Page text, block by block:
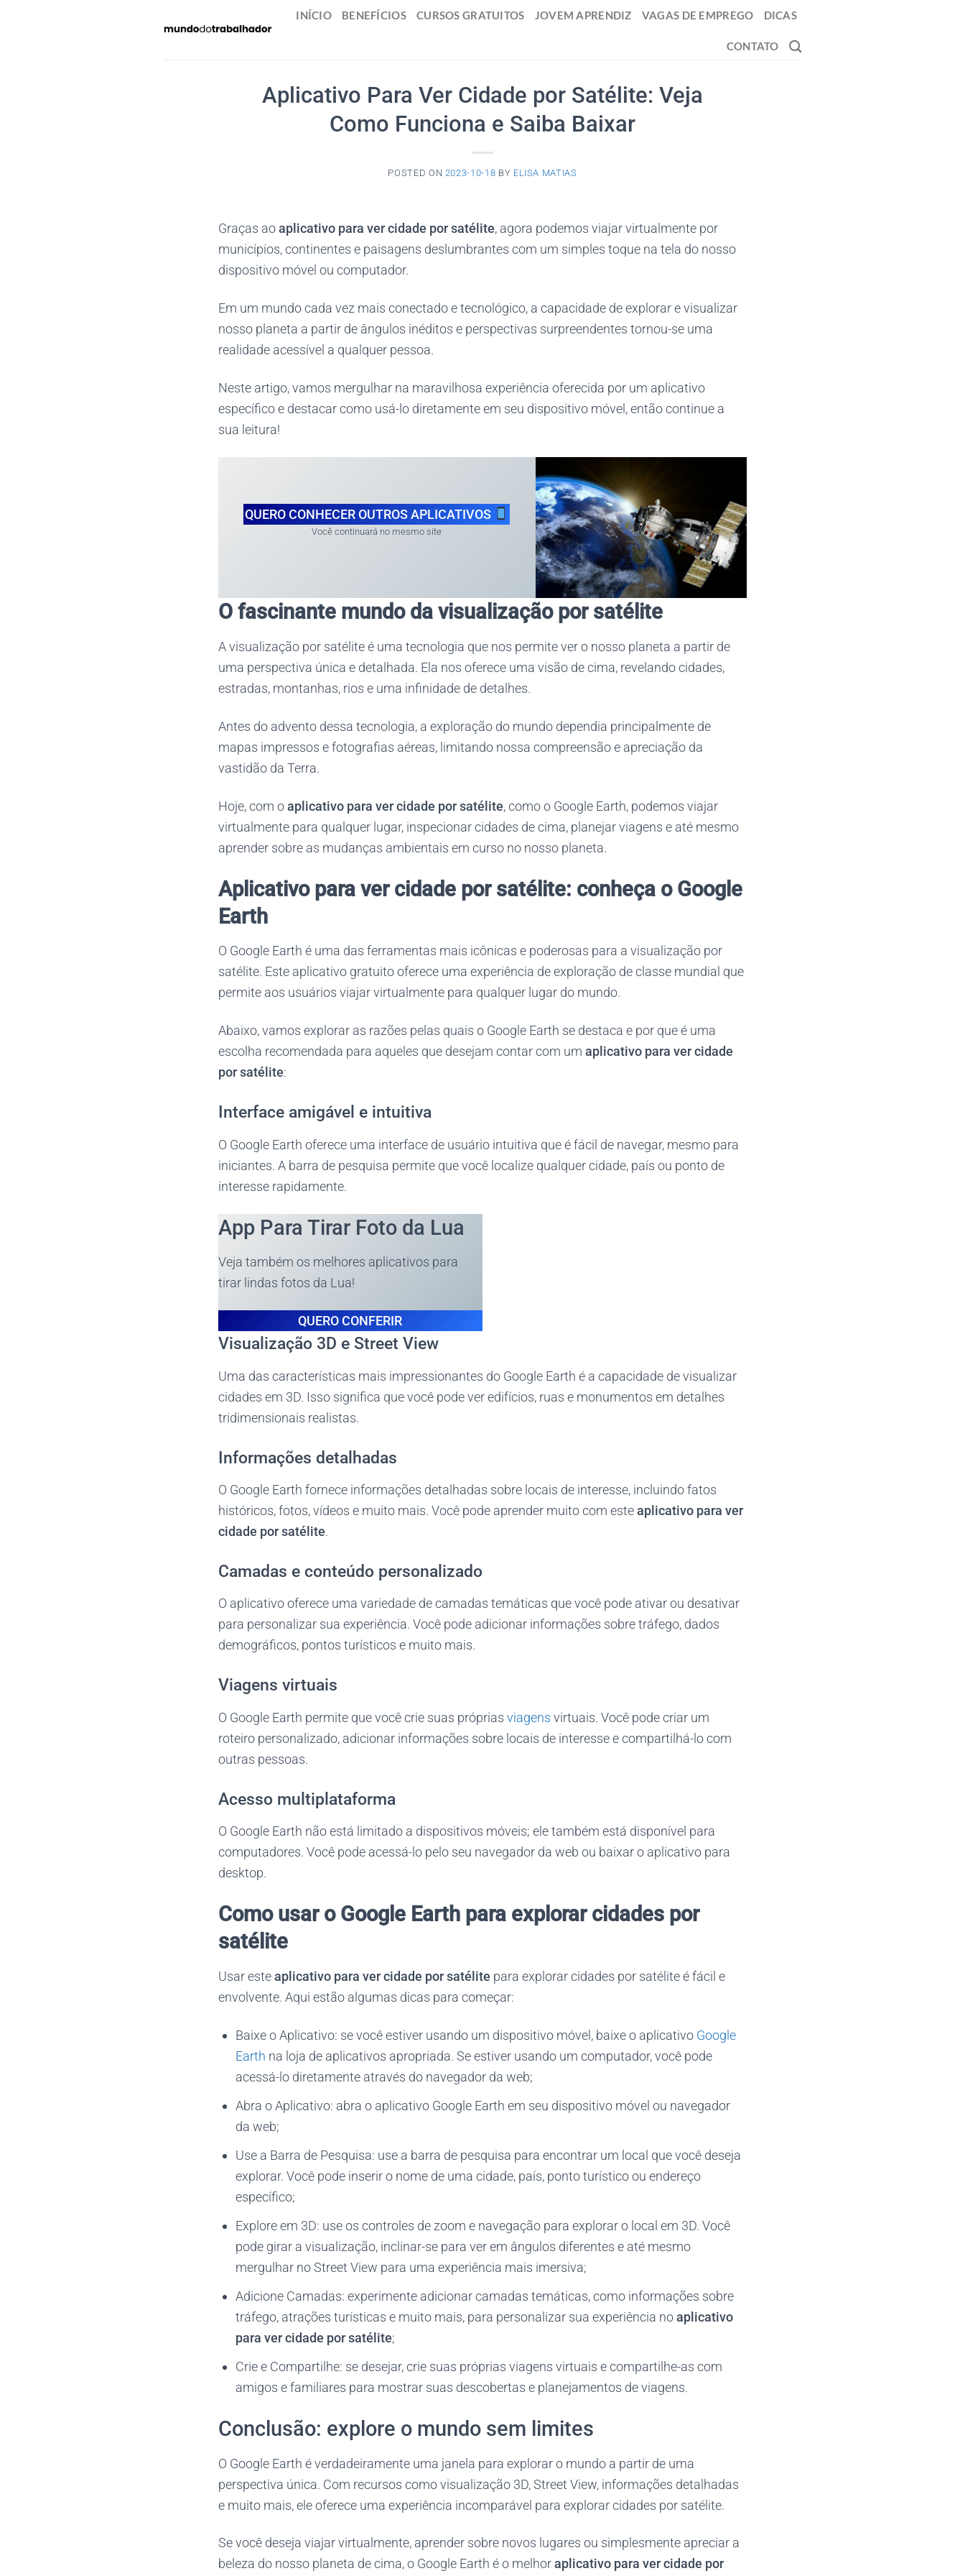
INÍCIO BENEFÍCIOS CURSOS GRATUITOS JOVEM APRENDIZ VAGAS DE EMPREGO DICAS
CONTATO
Aplicativo Para Ver Cidade por Satélite: Veja
Como Funciona e Saiba Baixar
POSTED ON 2023-10-18 BY ELISA MATIAS
Graças aoaplicativo para ver cidade por satélite, agora podemos viajar virtualmente por
municípios, continentes e paisagens deslumbrantes com um simples toque na tela do nosso
dispositivo móvel ou computador.
Em um mundo cada vez mais conectado e tecnológico, a capacidade de explorar e visualizar
nosso planeta a partir de ângulos inéditos e perspectivas surpreendentes tornou-se uma
realidade acessível a qualquer pessoa.
Neste artigo, vamos mergulhar na maravilhosa experiência oferecida por um aplicativo
específico e destacar como usá-lo diretamente em seu dispositivo móvel, então continue a
sua leitura!
QUERO CONHECER OUTROS APLICATIVOS
Você continuará no mesmo site
O fascinante mundo da visualização por satélite
A visualização por satélite é uma tecnologia que nos permite ver o nosso planeta a partir de
uma perspectiva única e detalhada. Ela nos oferece uma visão de cima, revelando cidades,
estradas, montanhas, rios e uma infinidade de detalhes.
Antes do advento dessa tecnologia, a exploração do mundo dependia principalmente de
mapas impressos e fotografias aéreas, limitando nossa compreensão e apreciação da
vastidão da Terra.
Hoje, com oaplicativo para ver cidade por satélite, como o Google Earth, podemos viajar
virtualmente para qualquer lugar, inspecionar cidades de cima, planejar viagens e até mesmo
aprender sobre as mudanças ambientais em curso no nosso planeta.
Aplicativo para ver cidade por satélite: conheça o Google
Earth
O Google Earth é uma das ferramentas mais icônicas e poderosas para a visualização por
satélite. Este aplicativo gratuito oferece uma experiência de exploração de classe mundial que
permite aos usuários viajar virtualmente para qualquer lugar do mundo.
Abaixo, vamos explorar as razões pelas quais o Google Earth se destaca e por que é uma
escolha recomendada para aqueles que desejam contar com um aplicativo para ver cidade
por satélite:
Interface amigável e intuitiva
O Google Earth oferece uma interface de usuário intuitiva que é fácil de navegar, mesmo para
iniciantes. A barra de pesquisa permite que você localize qualquer cidade, país ou ponto de
interesse rapidamente.
App Para Tirar Foto da Lua
Veja também os melhores aplicativos para
tirar lindas fotos da Lua!
QUERO CONFERIR
Visualização 3D e Street View
Uma das características mais impressionantes do Google Earth é a capacidade de visualizar
cidades em 3D. Isso significa que você pode ver edifícios, ruas e monumentos em detalhes
tridimensionais realistas.
Informações detalhadas
O Google Earth fornece informações detalhadas sobre locais de interesse, incluindo fatos
históricos, fotos, vídeos e muito mais. Você pode aprender muito com esteaplicativo para ver
cidade por satélite.
Camadas e conteúdo personalizado
O aplicativo oferece uma variedade de camadas temáticas que você pode ativar ou desativar
para personalizar sua experiência. Você pode adicionar informações sobre tráfego, dados
demográficos, pontos turísticos e muito mais.
Viagens virtuais
O Google Earth permite que você crie suas próprias viagens virtuais. Você pode criar um
roteiro personalizado, adicionar informações sobre locais de interesse e compartilhá-lo com
outras pessoas.
Acesso multiplataforma
O Google Earth não está limitado a dispositivos móveis; ele também está disponível para
computadores. Você pode acessá-lo pelo seu navegador da web ou baixar o aplicativo para
desktop.
Como usar o Google Earth para explorar cidades por
satélite
Usar esteaplicativo para ver cidade por satélite para explorar cidades por satélite é fácil e
envolvente. Aqui estão algumas dicas para começar:
Baixe o Aplicativo: se você estiver usando um dispositivo móvel, baixe o aplicativo Google
Earth na loja de aplicativos apropriada. Se estiver usando um computador, você pode
acessá-lo diretamente através do navegador da web;
Abra o Aplicativo: abra o aplicativo Google Earth em seu dispositivo móvel ou navegador
da web;
Use a Barra de Pesquisa: use a barra de pesquisa para encontrar um local que você deseja
explorar. Você pode inserir o nome de uma cidade, país, ponto turístico ou endereço
específico;
Explore em 3D: use os controles de zoom e navegação para explorar o local em 3D. Você
pode girar a visualização, inclinar-se para ver em ângulos diferentes e até mesmo
mergulhar no Street View para uma experiência mais imersiva;
Adicione Camadas: experimente adicionar camadas temáticas, como informações sobre
tráfego, atrações turísticas e muito mais, para personalizar sua experiência noaplicativo
para ver cidade por satélite;
Crie e Compartilhe: se desejar, crie suas próprias viagens virtuais e compartilhe-as com
amigos e familiares para mostrar suas descobertas e planejamentos de viagens.
Conclusão: explore o mundo sem limites
O Google Earth é verdadeiramente uma janela para explorar o mundo a partir de uma
perspectiva única. Com recursos como visualização 3D, Street View, informações detalhadas
e muito mais, ele oferece uma experiência incomparável para explorar cidades por satélite.
Se você deseja viajar virtualmente, aprender sobre novos lugares ou simplesmente apreciar a
beleza do nosso planeta de cima, o Google Earth é o melhoraplicativo para ver cidade por